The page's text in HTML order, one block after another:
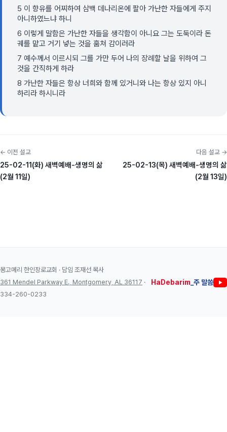
5 이 향유를 어찌하여 삼백 데나리온에 팔아 가난한 자들에게 주지
아니하였느냐 하니
6 이렇게 말함은 가난한 자들을 생각함이 아니요 그는 도둑이라 돈
궤를 맡고 거기 넣는 것을 훔쳐 감이러라
7 예수께서 이르시되 그를 가만 두어 나의 장례할 날을 위하여 그
것을 간직하게 하라
8 가난한 자들은 항상 너희와 함께 있거니와 나는 항상 있지 아니
하리라 하시니라
← 이전 설교
25-02-11(화) 새벽예배-생명의 삶
(2월 11일)
다음 설교 →
25-02-13(목) 새벽예배-생명의 삶
(2월 13일)
몽고메리 한인장로교회 · 담임 조재선 목사
361 Mendel Parkway E., Montgomery, AL 36117 ·
334-260-0233
HaDebarim _주 말씀